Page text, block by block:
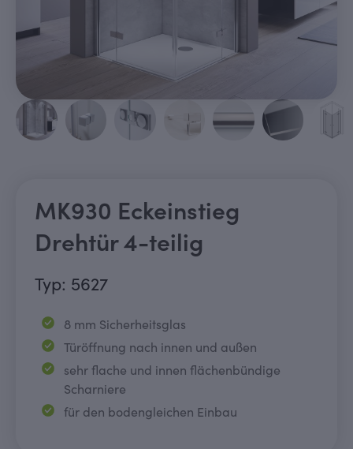
MK930 Eckeinstieg
Drehtür 4-teilig
Typ: 5627
8 mm Sicherheitsglas
Türöffnung nach innen und außen
sehr flache und innen flächenbündige
Scharniere
für den bodengleichen Einbau